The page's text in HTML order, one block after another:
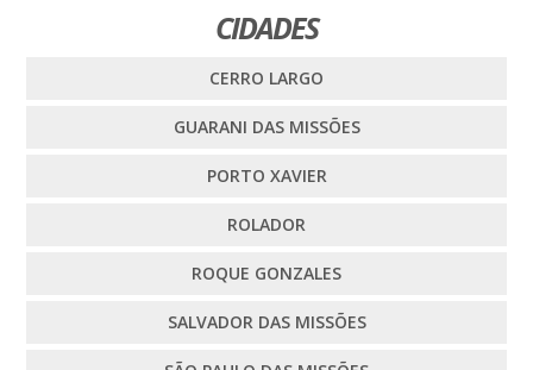
CIDADES
CERRO LARGO
GUARANI DAS MISSÕES
PORTO XAVIER
ROLADOR
ROQUE GONZALES
SALVADOR DAS MISSÕES